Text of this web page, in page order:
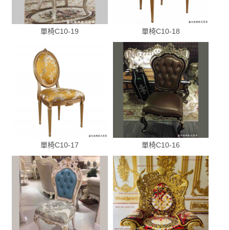
單椅C10-19 單椅C10-18
單椅C10-17 單椅C10-16